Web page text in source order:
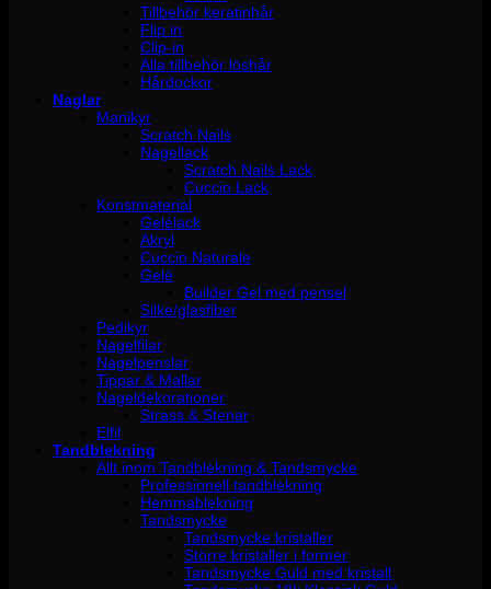
Tillbehör keratinhår
Flip in
Clip-in
Alla tillbehör löshår
Hårdockor
Naglar
Manikyr
Scratch Nails
Nagellack
Scratch Nails Lack
Cuccio Lack
Konstmaterial
Gelélack
Akryl
Cuccio Naturale
Gelé
Builder Gel med pensel
Silke/glasfiber
Pedikyr
Nagelfilar
Nagelpenslar
Tippar & Mallar
Nageldekorationer
Strass & Stenar
Elfil
Tandblekning
Allt inom Tandblekning & Tandsmycke
Professionell tandblekning
Hemmablekning
Tandsmycke
Tandsmycke kristaller
Större kristaller i former
Tandsmycke Guld med kristall